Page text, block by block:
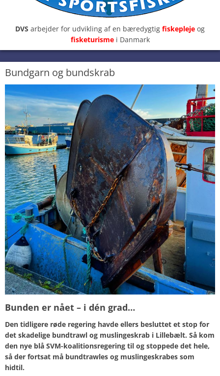
DVS arbejder for udvikling af en bæredygtig fiskepleje og
fisketurisme i Danmark
Bundgarn og bundskrab
Bunden er nået – i dén grad…
Den tidligere røde regering havde ellers besluttet et stop for
det skadelige bundtrawl og muslingeskrab i Lillebælt. Så kom
den nye blå SVM-koalitionsregering til og stoppede det hele,
så der fortsat må bundtrawles og muslingeskrabes som
hidtil.